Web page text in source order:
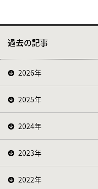
過去の記事
2026年
2025年
2024年
2023年
2022年